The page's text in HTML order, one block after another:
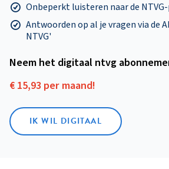
Onbeperkt luisteren naar de
Antwoorden op al je vragen via de
NTVG'
Neem het digitaal ntvg
€ 15,93 per maand!
IK WIL DIGITAAL